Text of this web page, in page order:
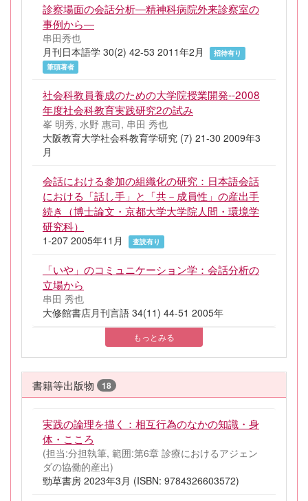
診察場面の会話分析―精神科病院外来診察室の
事例から―
串田秀也
月刊日本語学 30(2) 42-53 2011年2月
招待有り
筆頭著者
社会科教員養成のための大学院授業開発--2008
年度社会科教育実践研究2の試み
峯 明秀, 水野 惠司, 串田 秀也
大阪教育大学社会科教育学研究 (7) 21-30 2009年3
月
会話における参加の組織化の研究：日本語会話
における「話し手」と「共－成員性」の産出手
続き（博士論文・京都大学大学院人間・環境学
研究科）
1-207 2005年11月 査読有り
「いや」のコミュニケーション学：会話分析の
立場から
串田 秀也
大修館書店月刊言語 34(11) 44-51 2005年
もっとみる
書籍等出版物 18
実践の論理を描く：相互行為のなかの知識・身
体・こころ
(担当:分担執筆, 範囲:第6章 診療におけるアジェン
ダの協働的産出)
勁草書房 2023年3月 (ISBN: 9784326603572)